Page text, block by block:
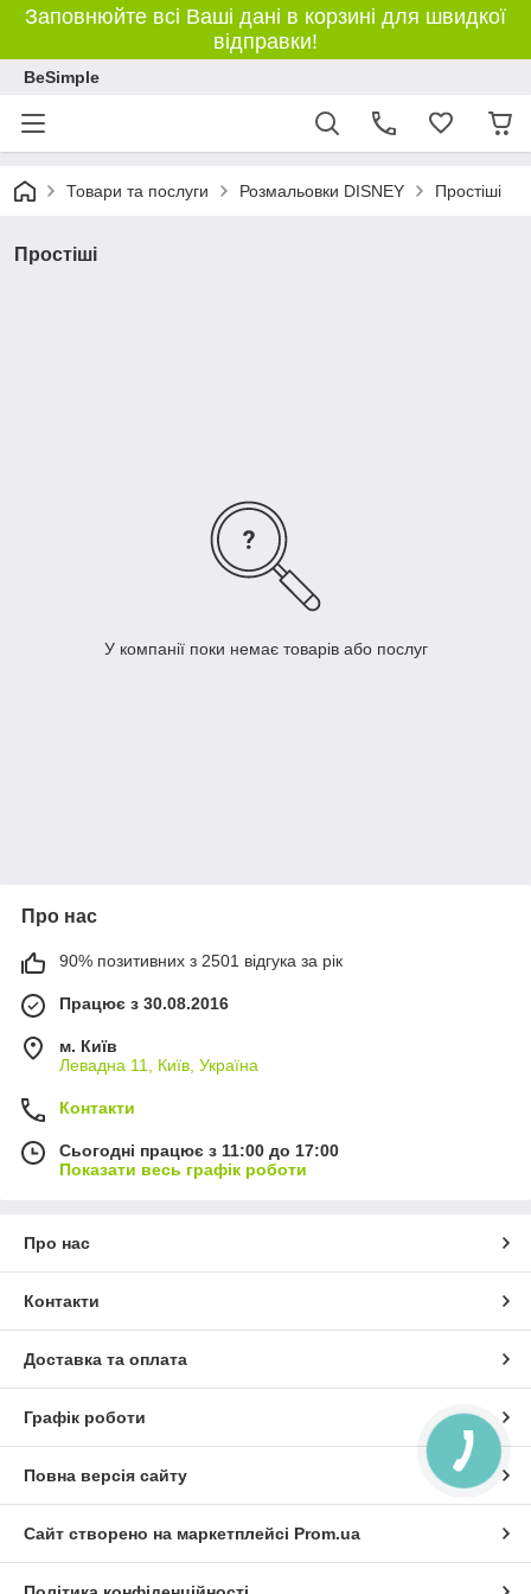
Заповнюйте всі Ваші дані в корзині для швидкої
відправки!
BeSimple
Товари та послуги Розмальовки DISNEY Простіші
Простіші
У компанії поки немає товарів або послуг
Про нас
90% позитивних з 2501 відгука за рік
Працює з 30.08.2016
м. Київ
Левадна 11, Київ, Україна
Контакти
Сьогодні працює з 11:00 до 17:00
Показати весь графік роботи
Про нас
Контакти
Доставка та оплата
Графік роботи
Повна версія сайту
Сайт створено на маркетплейсі Prom.ua